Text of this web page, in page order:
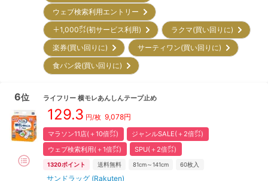
ウェブ検索利用エントリー
＋1,000㌽(初サービス利用)
ラクマ(買い回りに)
楽券(買い回りに)
サーティワン(買い回りに)
食パン袋(買い回りに)
6位 ライフリー 横モレあんしんテープ止め
129.3 円/枚 9,078円
マラソン11店(＋10倍㌽)
ジャンルSALE(＋2倍㌽)
ウェブ検索利用(＋1倍㌽)
SPU(＋2倍㌽)
1320ポイント 送料無料 81cm～141cm 60枚入
サンドラッグ (Rakuten)